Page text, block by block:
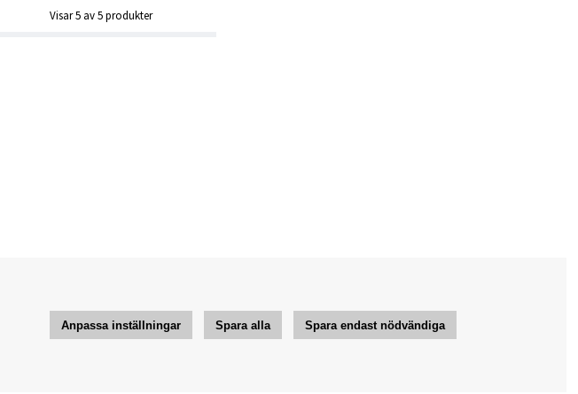
Visar5 av5produkter
Anpassa inställningar Spara alla Spara endast nödvändiga